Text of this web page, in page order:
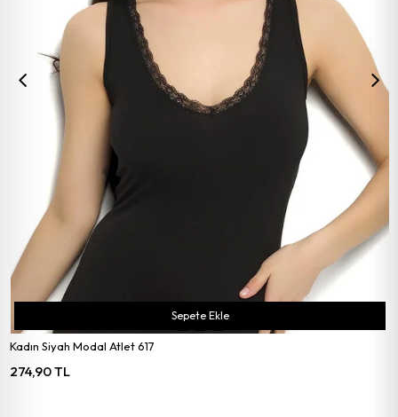
Kadın Siyah Modal Atlet 617
274,90 TL
Sepete Ekle